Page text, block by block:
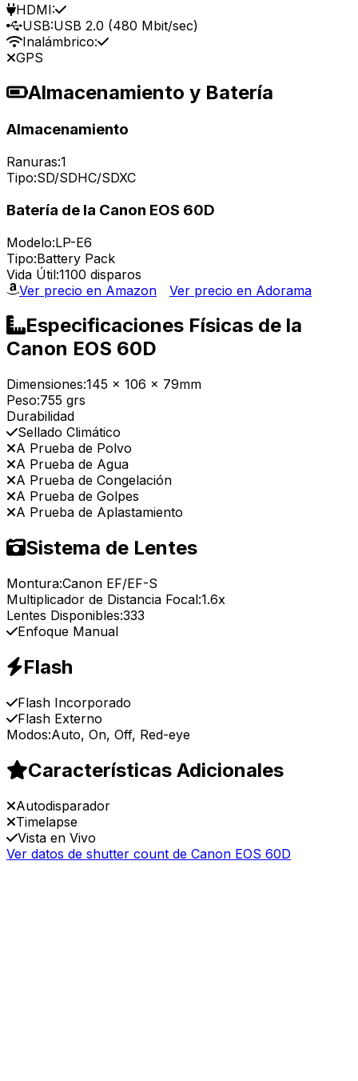
HDMI:
USB:USB 2.0 (480 Mbit/sec)
Inalámbrico:
GPS
Almacenamiento y Batería
Almacenamiento
Ranuras:1
Tipo:SD/SDHC/SDXC
Batería de la Canon EOS 60D
Modelo:LP-E6
Tipo:Battery Pack
Vida Útil:1100 disparos
Ver precio en Amazon
Ver precio en Adorama
Especificaciones Físicas de la
Canon EOS 60D
Dimensiones:145 x 106 x 79mm
Peso:755 grs
Durabilidad
Sellado Climático
A Prueba de Polvo
A Prueba de Agua
A Prueba de Congelación
A Prueba de Golpes
A Prueba de Aplastamiento
Sistema de Lentes
Montura:Canon EF/EF-S
Multiplicador de Distancia Focal:1.6x
Lentes Disponibles:333
Enfoque Manual
Flash
Flash Incorporado
Flash Externo
Modos:Auto, On, Off, Red-eye
Características Adicionales
Autodisparador
Timelapse
Vista en Vivo
Ver datos de shutter count de Canon EOS 60D